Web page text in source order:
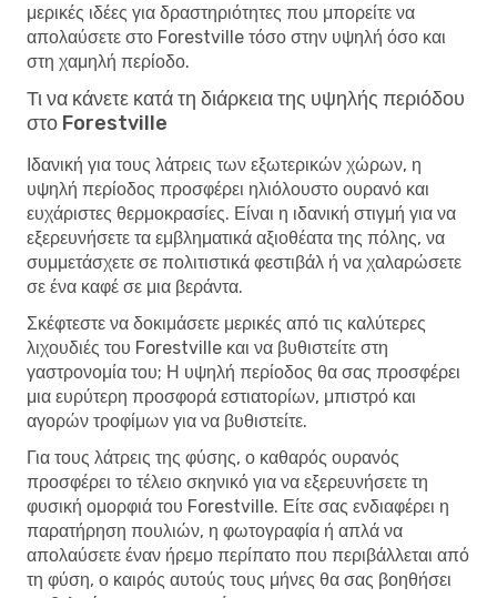
μερικές ιδέες για δραστηριότητες που μπορείτε να
απολαύσετε στο Forestville τόσο στην υψηλή όσο και
στη χαμηλή περίοδο.
Τι να κάνετε κατά τη διάρκεια της υψηλής περιόδου
στο Forestville
Ιδανική για τους λάτρεις των εξωτερικών χώρων, η
υψηλή περίοδος προσφέρει ηλιόλουστο ουρανό και
ευχάριστες θερμοκρασίες. Είναι η ιδανική στιγμή για να
εξερευνήσετε τα εμβληματικά αξιοθέατα της πόλης, να
συμμετάσχετε σε πολιτιστικά φεστιβάλ ή να χαλαρώσετε
σε ένα καφέ σε μια βεράντα.
Σκέφτεστε να δοκιμάσετε μερικές από τις καλύτερες
λιχουδιές του Forestville και να βυθιστείτε στη
γαστρονομία του; Η υψηλή περίοδος θα σας προσφέρει
μια ευρύτερη προσφορά εστιατορίων, μπιστρό και
αγορών τροφίμων για να βυθιστείτε.
Για τους λάτρεις της φύσης, ο καθαρός ουρανός
προσφέρει το τέλειο σκηνικό για να εξερευνήσετε τη
φυσική ομορφιά του Forestville. Είτε σας ενδιαφέρει η
παρατήρηση πουλιών, η φωτογραφία ή απλά να
απολαύσετε έναν ήρεμο περίπατο που περιβάλλεται από
τη φύση, ο καιρός αυτούς τους μήνες θα σας βοηθήσει